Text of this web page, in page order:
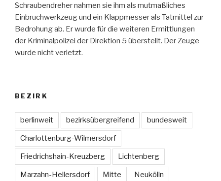
Schraubendreher nahmen sie ihm als mutmaßliches
Einbruchwerkzeug und ein Klappmesser als Tatmittel zur
Bedrohung ab. Er wurde für die weiteren Ermittlungen
der Kriminalpolizei der Direktion 5 überstellt. Der Zeuge
wurde nicht verletzt.
BEZIRK
berlinweit bezirksübergreifend bundesweit
Charlottenburg-Wilmersdorf
Friedrichshain-Kreuzberg Lichtenberg
Marzahn-Hellersdorf Mitte Neukölln